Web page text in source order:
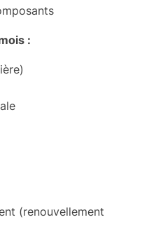
:
(renouvellement